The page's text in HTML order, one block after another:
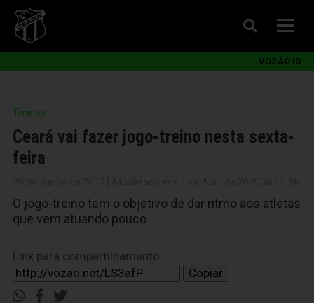
VOZÃO ID
Treinos
Ceará vai fazer jogo-treino nesta sexta-
feira
O jogo-treino tem o objetivo de dar ritmo aos atletas
que vem atuando pouco
Link para compartilhamento:
Copiar